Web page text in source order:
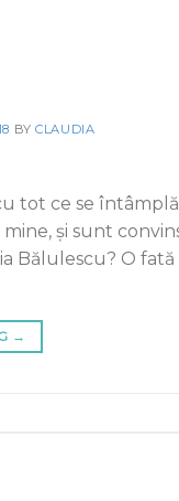
BYCLAUDIA
tot ce se
și sunt
Bălulescu? O fată
→